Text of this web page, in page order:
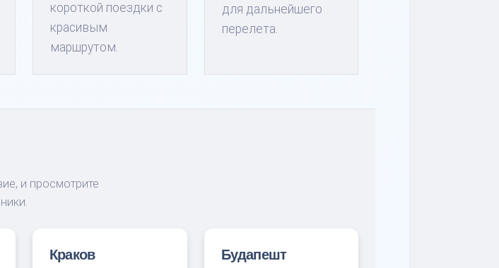
короткой поездки с
красивым
маршрутом.
для дальнейшего
перелета.
и просмотрите
Краков Будапешт